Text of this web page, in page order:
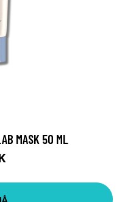
MASK 50 ML